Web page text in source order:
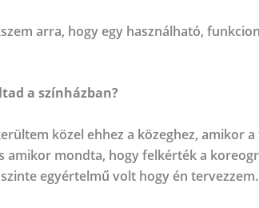
arra, hogy egy használható,
a színházban?
közel ehhez a közeghez, amikor
amikor mondta, hogy felkérték a
egyértelmű volt hogy én tervezzem.